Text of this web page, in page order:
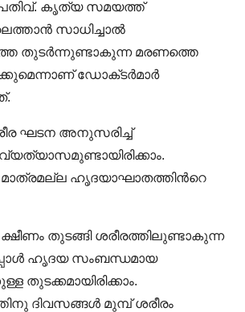
കൃത്യ സമയത്ത്
സാധിച്ചാൽ
തുടർന്നുണ്ടാകുന്ന മരണത്തെ
ഡോക്‌ടർമാർ
ഘടന അനുസരിച്ച്
ഹൃദയാഘാതത്തിന്‍റെ
തുടങ്ങി ശരീരത്തിലുണ്ടാകുന്ന
ഹൃദയ സംബന്ധമായ
തുടക്കമായിരിക്കാം.
ദിവസങ്ങൾ മുമ്പ് ശരീരം